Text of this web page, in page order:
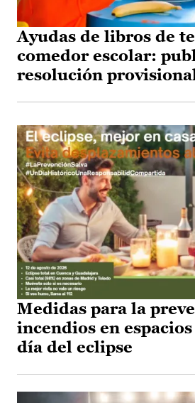
Ayudas de libros de
comedor escolar:
resolución
Medidas para la
incendios en
día del eclipse